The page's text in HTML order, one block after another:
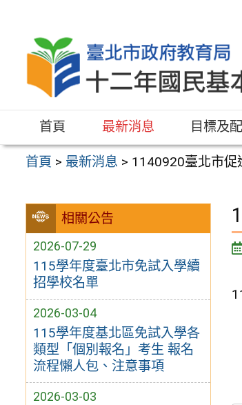
容
首頁 最新消息 目標及
首頁 > 最新消息 > 1140920臺北市促
相關公告
2026-07-29
115學年度臺北市免試入學續
招學校名單
2026-03-04
115學年度基北區免試入學各
類型「個別報名」考生 報名
流程懶人包、注意事項
2026-03-03